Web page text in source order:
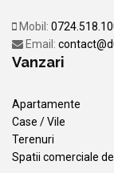
Mobil:
Email:
Vanzari
Apartamente
Case / Vile
Terenuri
Spatii comerciale